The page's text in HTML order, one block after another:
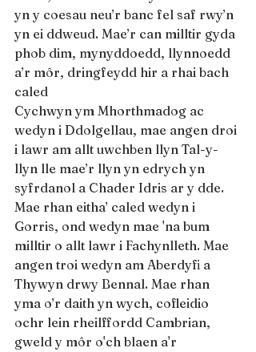
yn y coesau neu’r banc fel saf rwy’n
yn ei ddweud. Mae’r can milltir gyda
phob dim, mynyddoedd, llynnoedd
a’r môr, dringfeydd hir a rhai bach
caled
Cychwyn ym Mhorthmadog ac
wedyn i Ddolgellau, mae angen droi
i lawr am allt uwchben llyn Tal-y-
llyn lle mae’r llyn yn edrych yn
syfrdanol a Chader Idris ar y dde.
Mae rhan eitha’ caled wedyn i
Gorris, ond wedyn mae 'na bum
milltir o allt lawr i Fachynlleth. Mae
angen troi wedyn am Aberdyfi a
Thywyn drwy Bennal. Mae rhan
yma o’r daith yn wych, cofleidio
ochr lein rheilffordd Cambrian,
gweld y môr o'ch blaen a'r